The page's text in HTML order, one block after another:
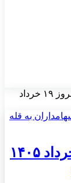
آخرین وضعیت بورس امروز ۱۹ خرداد
آخرین وضعیت بورس امروز ۱۹ خرداد ۱۴۰۵